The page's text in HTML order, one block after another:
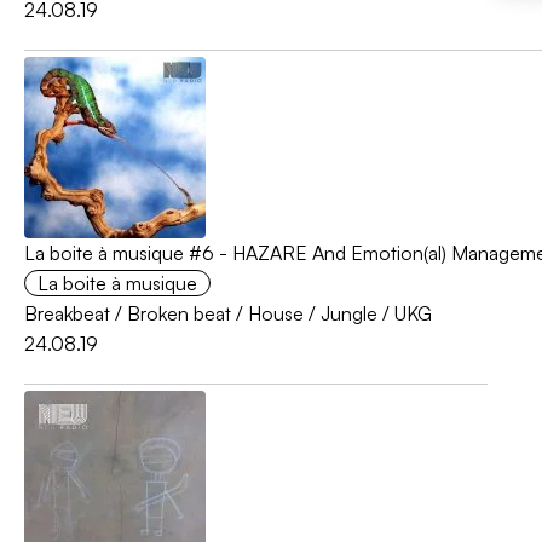
24.08.19
La boite à musique #6 - HAZARE And Emotion(al)
La boite à musique
Breakbeat / Broken beat / House / Jungle / UKG
24.08.19